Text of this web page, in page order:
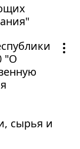
"О
сырья и